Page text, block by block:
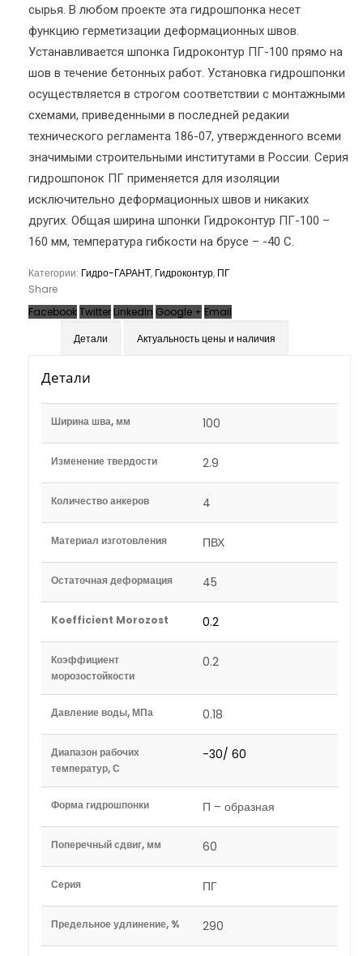
сырья. В любом проекте эта гидрошпонка несет
функцию герметизации деформационных швов.
Устанавливается шпонка Гидроконтур ПГ-100 прямо на
шов в течение бетонных работ. Установка гидрошпонки
осуществляется в строгом соответствии с монтажными
схемами, приведенными в последней редакии
технического регламента 186-07, утвержденного всеми
значимыми строительными институтами в России. Серия
гидрошпонок ПГ применяется для изоляции
исключительно деформационных швов и никаких
других. Общая ширина шпонки Гидроконтур ПГ-100 –
160 мм, температура гибкости на брусе – -40 С.
Категории: Гидро-ГАРАНТ, Гидроконтур, ПГ
Share
FacebookTwitter LinkedIn Google + Email
Детали
Актуальность цены и наличия
Детали
Ширина шва, мм 100
Изменение твердости 2.9
Количество анкеров 4
Материал изготовления ПВХ
Остаточная деформация 45
Koefficient Morozost 0.2
Коэффициент
морозостойкости
0.2
Давление воды, МПа 0.18
Диапазон рабочих
температур, С
-30/ 60
Форма гидрошпонки П – образная
Поперечный сдвиг, мм 60
Серия ПГ
Предельное удлинение, % 290